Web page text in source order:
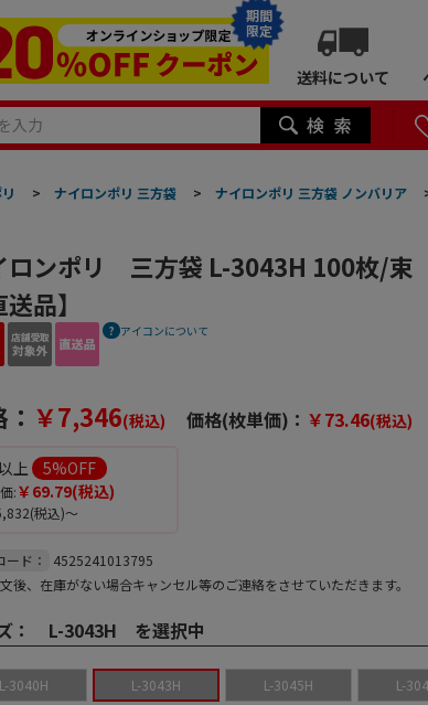
期間
限定
送料について
> ナイロンポリ 三方袋 > ナイロンポリ 三方袋 ノンバリア
ロンポリ 三方袋 L-3043H 100枚/束
送品】
アイコンについて
￥7,346(税込) 価格(枚単価)： ￥73.46(税込)
上 5%OFF
:￥69.79(税込)
(税込)～
ード：
4525241013795
後、在庫がない場合キャンセル等のご連絡をさせていただきます。
： L-3043H を選択中
L-3040H L-3043H L-3045H L-